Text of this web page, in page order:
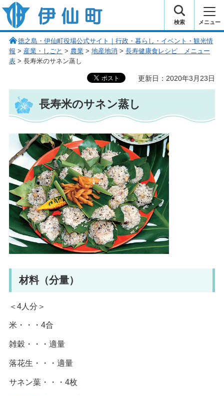
伊仙町 健康・長寿と子宝の町
検索 メニュー
徳之島・伊仙町役場公式サイト｜行政・暮らし・イベント・観光情
報 > 産業・しごと > 農業> 地産地消 > 長寿健康食レシピ メニュー
表> 長寿米のサネン蒸し
更新日：2020年3月23日
長寿米のサネン蒸し
材料（分量）
＜4人分＞
米・・・4合
雑穀・・・適量
落花生・・・適量
サネン葉・・・4枚